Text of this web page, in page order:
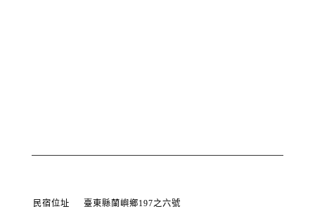
民宿位址 臺東縣蘭嶼鄉197之六號